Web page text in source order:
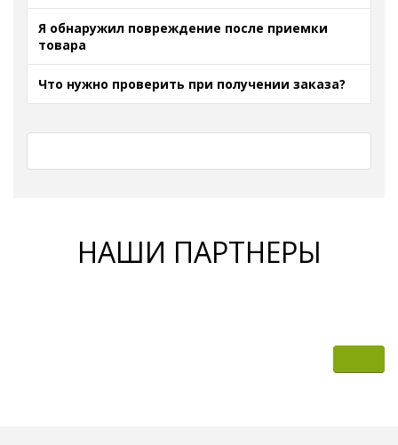
Я обнаружил повреждение после приемки
товара
Что нужно проверить при получении заказа?
НАШИ ПАРТНЕРЫ